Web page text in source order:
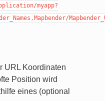
myapp?
URL Koordinaten
Position wird
eines (optional